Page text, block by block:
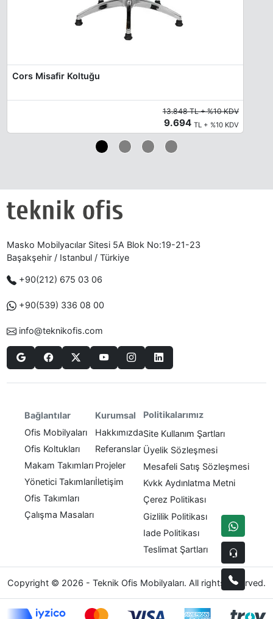
Cors Misafir Koltuğu
13.848 TL + %10 KDV
9.694 TL + %10 KDV
Masko Mobilyacılar Sitesi 5A Blok No:19-21-23
Başakşehir / Istanbul / Türkiye
+90(212) 675 03 06
+90(539) 336 08 00
info@teknikofis.com
Bağlantılar
Ofis Mobilyaları
Ofis Koltukları
Makam Takımları
Yönetici Takımları
Ofis Takımları
Çalışma Masaları
Kurumsal
Hakkımızda
Referanslar
Projeler
İletişim
Politikalarımız
Site Kullanım Şartları
Üyelik Sözleşmesi
Mesafeli Satış Sözleşmesi
Kvkk Aydınlatma Metni
Çerez Politikası
Gizlilik Politikası
Iade Politikası
Teslimat Şartları
Copyright © 2026 - Teknik Ofis Mobilyaları. All rights reserved.